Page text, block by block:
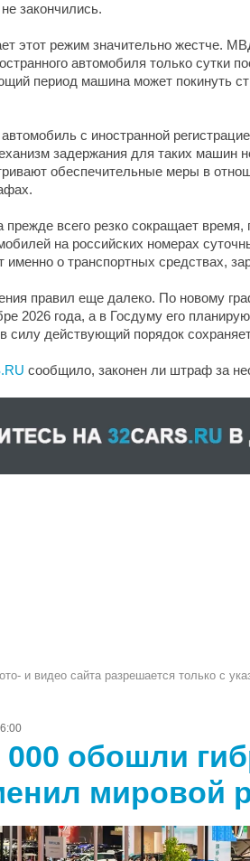
закончились.
этот режим значительно жестче.
автомобиля только сутки
период машина может покинуть
с иностранной
задержания для таких машин
обеспечительные меры в
прежде всего резко сокращает время,
на российских номерах
о транспортных средствах,
правил еще далеко. По новому
2026 года, а в Госдуму его
силу действующий порядок
сообщило, законен ли штраф за
и видео сайта разрешается только с
000 обошли
мировой